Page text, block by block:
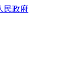
民政府